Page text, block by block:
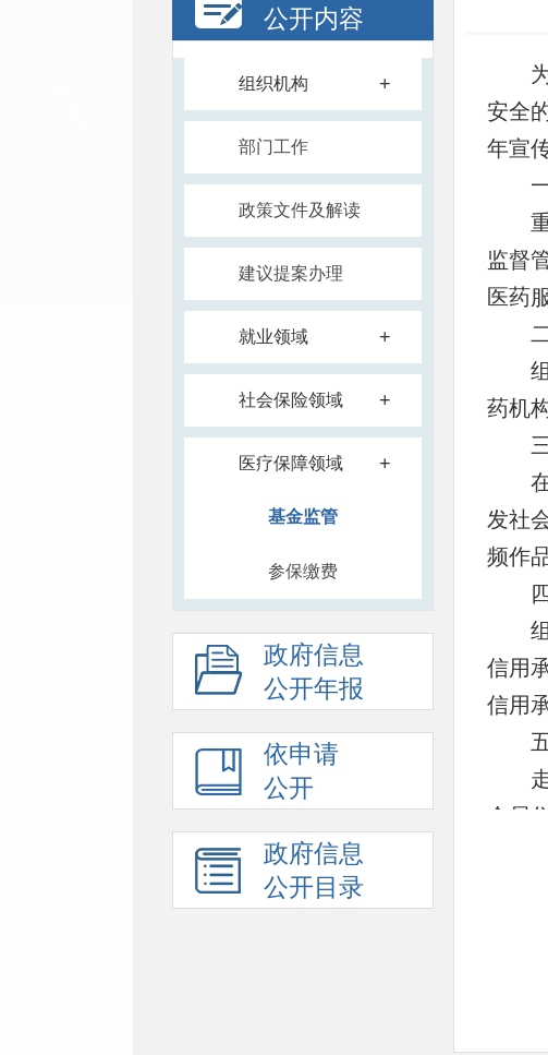
公开内容
组织机构 +
部门工作
政策文件及解读
建议提案办理
就业领域 +
社会保险领域 +
医疗保障领域 +
基金监管
参保缴费
政府信息
公开年报
依申请
公开
政府信息
公开目录
安全
年宣
监督
医药
药机
发社
频作
信用
信用
众居